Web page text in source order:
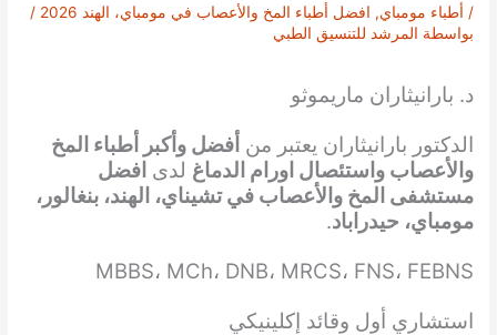
/ أطباء مومباي, افضل أطباء المخ والأعصاب في مومباي، الهند 2026
/
بواسطة المرشد للتنسيق الطبي
د. بارانيثاران ماريموثو
الدكتور بارانيثاران يعتبر من أفضل وأكبر أطباء المخ
والأعصاب واستئصال اورام الدماغ لدى افضل
مستشفى المخ والأعصاب في تشيناي، الهند، بنغالور،
مومباي، حيدراباد.
MBBS، MCh، DNB، MRCS، FNS، FEBNS
استشاري أول وقائد إكلينيكي